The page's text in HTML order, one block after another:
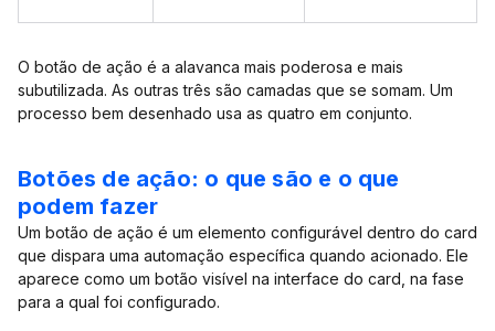
O botão de ação é a alavanca mais poderosa e mais
subutilizada. As outras três são camadas que se somam. Um
processo bem desenhado usa as quatro em conjunto.
Botões de ação: o que são e o que
podem fazer
Um botão de ação é um elemento configurável dentro do card
que dispara uma automação específica quando acionado. Ele
aparece como um botão visível na interface do card, na fase
para a qual foi configurado.